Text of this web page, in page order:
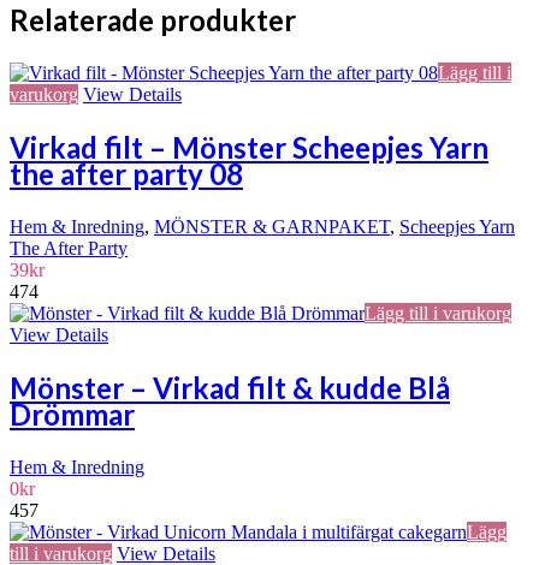
Relaterade produkter
Lägg till i
varukorg View Details
Virkad filt – Mönster Scheepjes Yarn
the after party 08
Hem & Inredning, MÖNSTER & GARNPAKET, Scheepjes Yarn
The After Party
39kr
474
Lägg till i varukorg
View Details
Mönster – Virkad filt & kudde Blå
Drömmar
Hem & Inredning
0kr
457
Lägg
till i varukorg View Details